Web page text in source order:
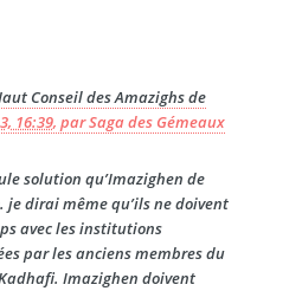
Conseil des Amazighs de
16:39, parSaga des Gémeaux
solution qu’Imazighen de
je dirai même qu’ils ne doivent
avec les institutions
par les anciens membres du
Imazighen doivent